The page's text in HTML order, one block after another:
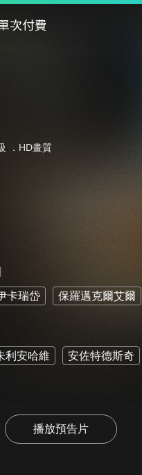
次付費
．HD畫質
卡瑞岱 保羅邁克爾艾爾
利安哈維 安佐特德斯奇
播放預告片